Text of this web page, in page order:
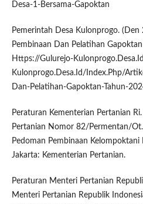
Desa-1-Bersama-Gapoktan
Pemerintah Desa Kulonprogo.
Pembinaan Dan Pelatihan
Https://Gulurejo-
Kulonprogo.Desa.Id/Index.Php/
Dan-Pelatihan-Gapoktan-Tahun-
Peraturan Kementerian Pertanian
Pertanian Nomor 82/Permentan/
Pedoman Pembinaan
Jakarta: Kementerian Pertanian.
Peraturan Menteri Pertanian
Menteri Pertanian Republik